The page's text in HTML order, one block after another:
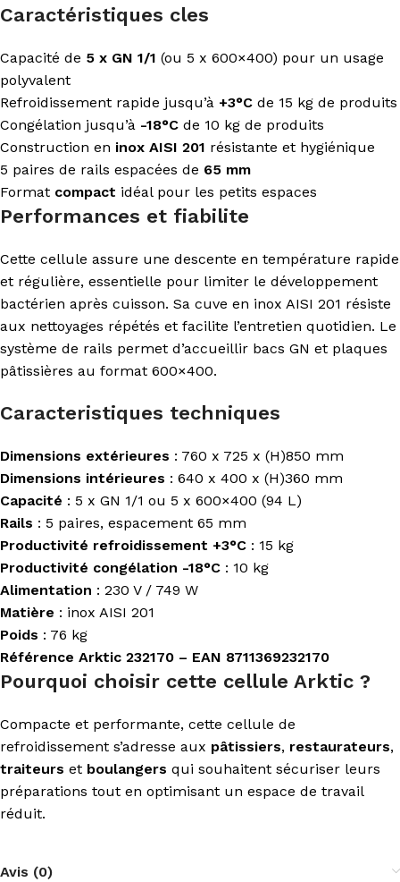
Caractéristiques cles
Capacité de 5 x GN 1/1 (ou 5 x 600×400) pour un usage
polyvalent
Refroidissement rapide jusqu’à +3°C de 15 kg de produits
Congélation jusqu’à -18°C de 10 kg de produits
Construction en inox AISI 201 résistante et hygiénique
5 paires de rails espacées de 65 mm
Format compact idéal pour les petits espaces
Performances et fiabilite
Cette cellule assure une descente en température rapide
et régulière, essentielle pour limiter le développement
bactérien après cuisson. Sa cuve en inox AISI 201 résiste
aux nettoyages répétés et facilite l’entretien quotidien. Le
système de rails permet d’accueillir bacs GN et plaques
pâtissières au format 600×400.
Caracteristiques techniques
Dimensions extérieures : 760 x 725 x (H)850 mm
Dimensions intérieures : 640 x 400 x (H)360 mm
Capacité : 5 x GN 1/1 ou 5 x 600×400 (94 L)
Rails : 5 paires, espacement 65 mm
Productivité refroidissement +3°C : 15 kg
Productivité congélation -18°C : 10 kg
Alimentation : 230 V / 749 W
Matière : inox AISI 201
Poids : 76 kg
Référence Arktic 232170 – EAN 8711369232170
Pourquoi choisir cette cellule Arktic ?
Compacte et performante, cette cellule de
refroidissement s’adresse aux pâtissiers, restaurateurs,
traiteurs et boulangers qui souhaitent sécuriser leurs
préparations tout en optimisant un espace de travail
réduit.
Avis (0)